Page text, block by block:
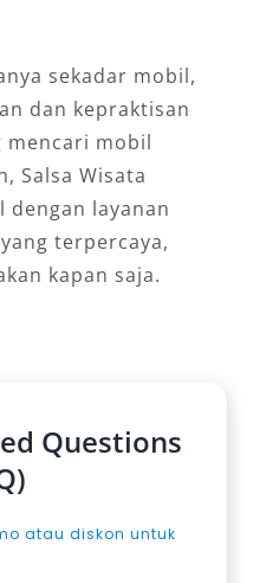
sekadar mobil,
dan kepraktisan
mencari mobil
Salsa Wisata
dengan layanan
yang terpercaya,
kapan saja.
Questions
atau diskon untuk